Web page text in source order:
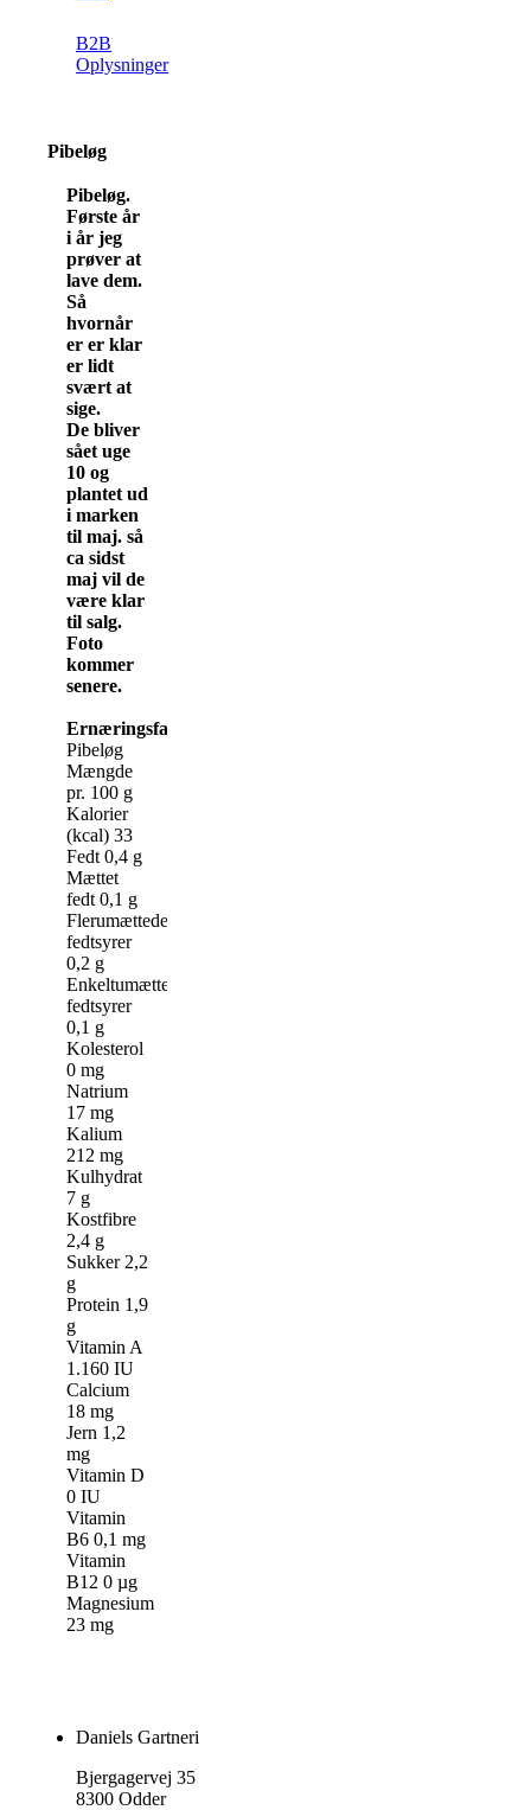
B2B
Oplysninger
Pibeløg
Pibeløg.
Første år
i år jeg
prøver at
lave dem.
Så
hvornår
er er klar
er lidt
svært at
sige.
De bliver
sået uge
10 og
plantet ud
i marken
til maj. så
ca sidst
maj vil de
være klar
til salg.
Foto
kommer
senere.
Ernæringsfakta
Pibeløg
Mængde
pr. 100 g
Kalorier
(kcal) 33
Fedt 0,4 g
Mættet
fedt 0,1 g
Flerumættede
fedtsyrer
0,2 g
Enkeltumættede
fedtsyrer
0,1 g
Kolesterol
0 mg
Natrium
17 mg
Kalium
212 mg
Kulhydrat
7 g
Kostfibre
2,4 g
Sukker 2,2
g
Protein 1,9
g
Vitamin A
1.160 IU
Calcium
18 mg
Jern 1,2
mg
Vitamin D
0 IU
Vitamin
B6 0,1 mg
Vitamin
B12 0 µg
Magnesium
23 mg
Daniels Gartneri
Bjergagervej 35
8300 Odder